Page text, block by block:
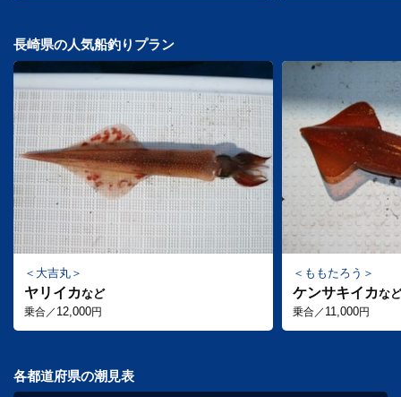
長崎県の人気船釣りプラン
大吉丸
ヤリイカなど
乗合／ 12,000円
ももたろう
ケンサキイカなど
乗合／ 11,000円
各都道府県の潮見表